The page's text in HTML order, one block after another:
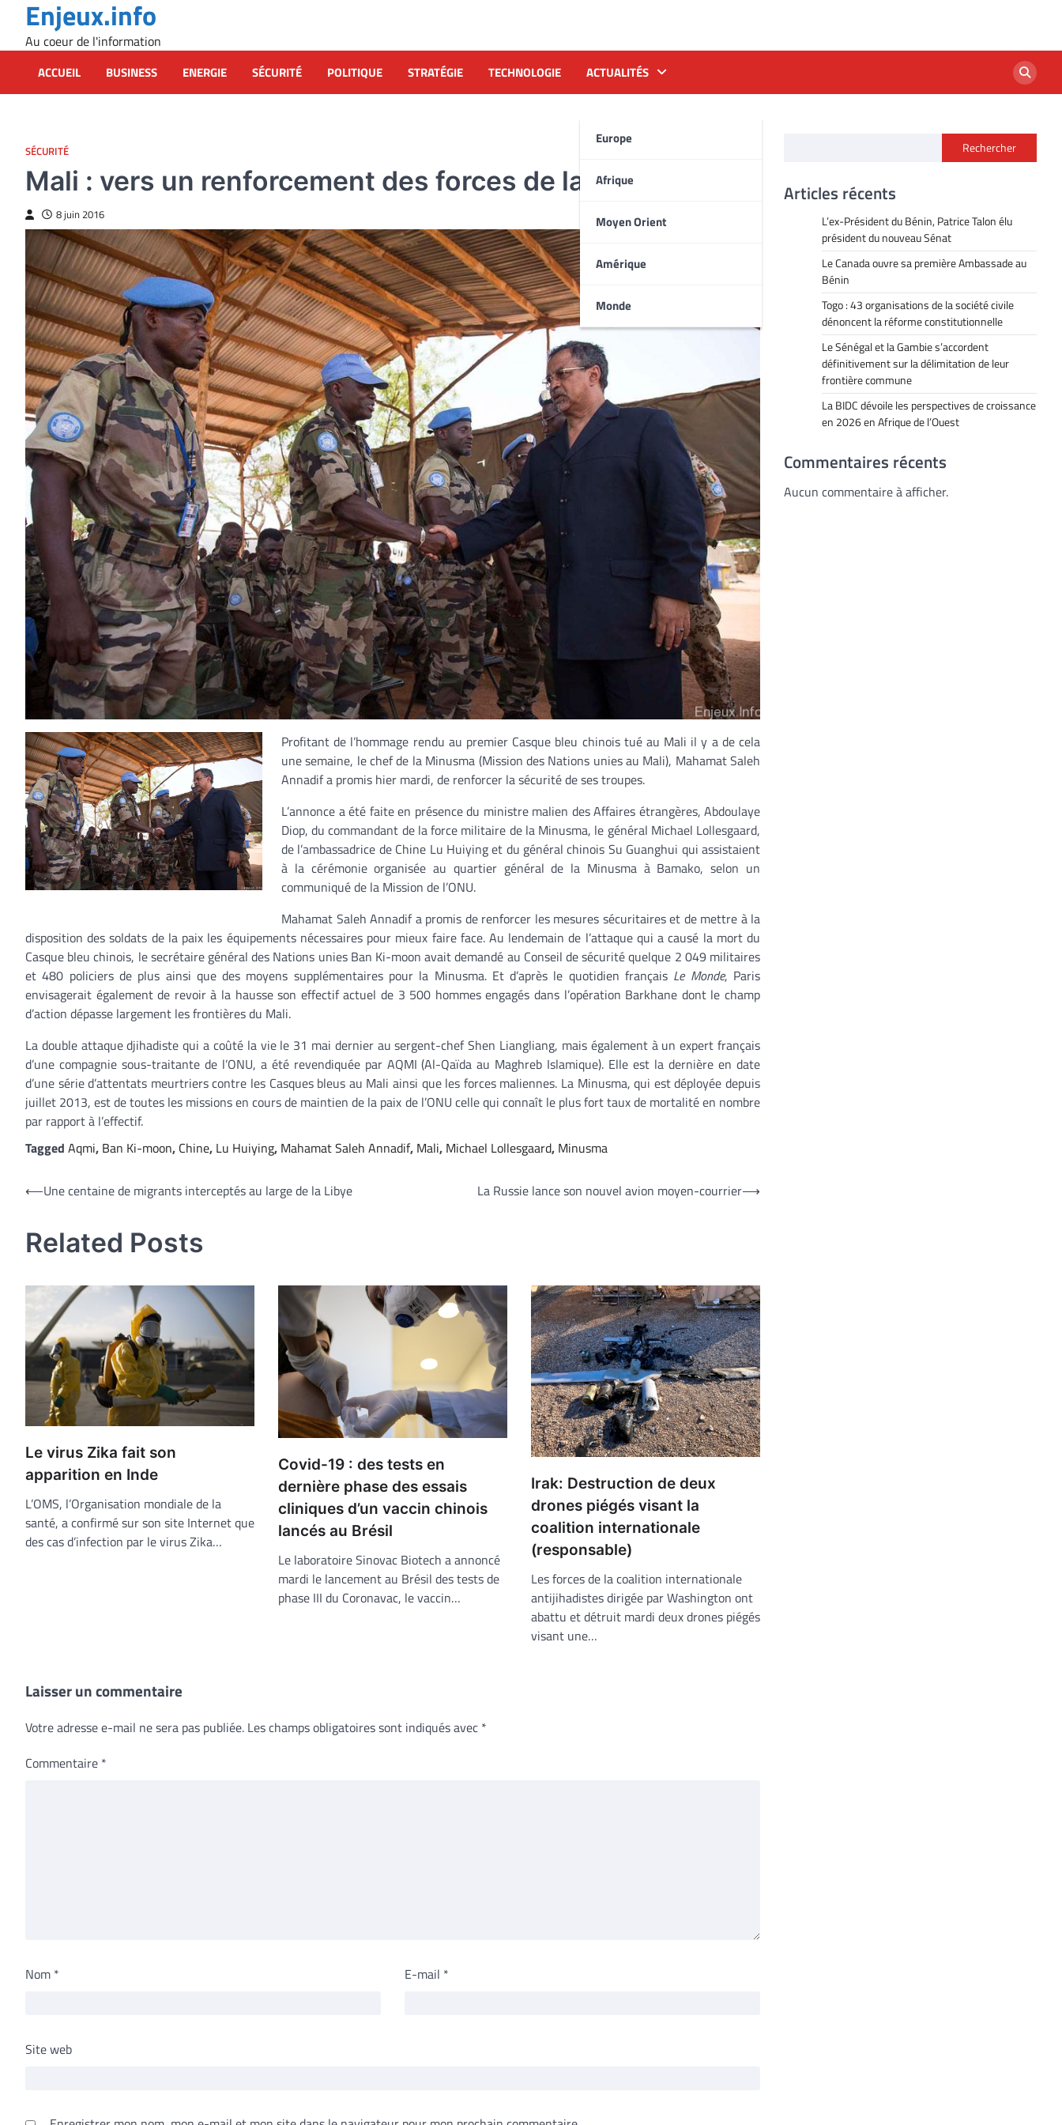
content
Enjeux.info
Au coeur de l'information
ACCUEIL BUSINESS ENERGIE SÉCURITÉ POLITIQUE STRATÉGIE TECHNOLOGIE ACTUALITÉS
Europe
Afrique
Moyen Orient
Amérique
Monde
SÉCURITÉ
Mali : vers un renforcement des forces de la Minusma
8 juin 2016
Profitant de l’hommage rendu au premier Casque bleu chinois tué au Mali il y a de cela
une semaine, le chef de la Minusma (Mission des Nations unies au Mali), Mahamat Saleh
Annadif a promis hier mardi, de renforcer la sécurité de ses troupes.
L’annonce a été faite en présence du ministre malien des Affaires étrangères, Abdoulaye
Diop, du commandant de la force militaire de la Minusma, le général Michael Lollesgaard,
de l’ambassadrice de Chine Lu Huiying et du général chinois Su Guanghui qui assistaient
à la cérémonie organisée au quartier général de la Minusma à Bamako, selon un
communiqué de la Mission de l’ONU.
Mahamat Saleh Annadif a promis de renforcer les mesures sécuritaires et de mettre à la
disposition des soldats de la paix les équipements nécessaires pour mieux faire face. Au lendemain de l’attaque qui a causé la mort du
Casque bleu chinois, le secrétaire général des Nations unies Ban Ki-moon avait demandé au Conseil de sécurité quelque 2 049 militaires
et 480 policiers de plus ainsi que des moyens supplémentaires pour la Minusma. Et d’après le quotidien français Le Monde, Paris
envisagerait également de revoir à la hausse son effectif actuel de 3 500 hommes engagés dans l’opération Barkhane dont le champ
d’action dépasse largement les frontières du Mali.
La double attaque djihadiste qui a coûté la vie le 31 mai dernier au sergent-chef Shen Liangliang, mais également à un expert français
d’une compagnie sous-traitante de l’ONU, a été revendiquée par AQMI (Al-Qaïda au Maghreb Islamique). Elle est la dernière en date
d’une série d’attentats meurtriers contre les Casques bleus au Mali ainsi que les forces maliennes. La Minusma, qui est déployée depuis
juillet 2013, est de toutes les missions en cours de maintien de la paix de l’ONU celle qui connaît le plus fort taux de mortalité en nombre
par rapport à l’effectif.
Tagged Aqmi, Ban Ki-moon, Chine, Lu Huiying, Mahamat Saleh Annadif, Mali, Michael Lollesgaard, Minusma
Navigation
l’article
⟵Une centaine de migrants interceptés au large de la Libye La Russie lance son nouvel avion moyen-courrier⟶
Related Posts
Le virus Zika fait son
apparition en Inde
L’OMS, l’Organisation mondiale de la
santé, a confirmé sur son site Internet que
des cas d’infection par le virus Zika…
Covid-19 : des tests en
dernière phase des essais
cliniques d’un vaccin chinois
lancés au Brésil
Le laboratoire Sinovac Biotech a annoncé
mardi le lancement au Brésil des tests de
phase III du Coronavac, le vaccin…
Irak: Destruction de deux
drones piégés visant la
coalition internationale
(responsable)
Les forces de la coalition internationale
antijihadistes dirigée par Washington ont
abattu et détruit mardi deux drones piégés
visant une…
Laisser un commentaire
Votre adresse e-mail ne sera pas publiée. Les champs obligatoires sont indiqués avec *
Commentaire *
Nom * E-mail *
Site web
Rechercher
Articles récents
L’ex-Président du Bénin, Patrice Talon élu
président du nouveau Sénat
Le Canada ouvre sa première Ambassade au
Bénin
Togo : 43 organisations de la société civile
dénoncent la réforme constitutionnelle
Le Sénégal et la Gambie s’accordent
définitivement sur la délimitation de leur
frontière commune
La BIDC dévoile les perspectives de croissance
en 2026 en Afrique de l’Ouest
Commentaires récents
Aucun commentaire à afficher.